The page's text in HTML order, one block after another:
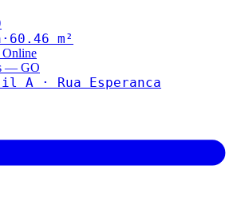
· 60.46 m²
Online
— GO
A · Rua Esperanca